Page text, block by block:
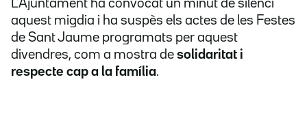
L'Ajuntament ha convocat un minut de silenci
aquest migdia i ha suspès els actes de les Festes
de Sant Jaume programats per aquest
divendres, com a mostra de solidaritat i
respecte cap a la família.